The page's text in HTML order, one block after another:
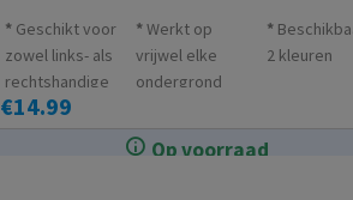
Op voorraad
€14.99
Geschikt voor
zowel links- als
rechtshandige
gebruikers
Werkt op
vrijwel elke
ondergrond
graniet
enzovoort
2 kleuren